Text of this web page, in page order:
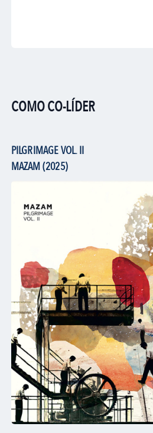
COMO CO-LÍDER
PILGRIMAGE VOL. II
MAZAM (2025)